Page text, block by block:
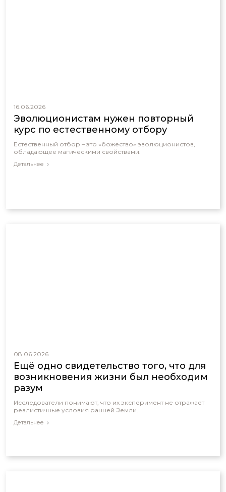
16.06.2026
Эволюционистам нужен повторный
курс по естественному отбору
Естественный отбор – это «божество» эволюционистов,
обладающее магическими свойствами.
Детальнее
08.06.2026
Ещё одно свидетельство того, что для
возникновения жизни был необходим
разум
Исследователи понимают, что их эксперимент не отражает
реалистичные условия ранней Земли.
Детальнее